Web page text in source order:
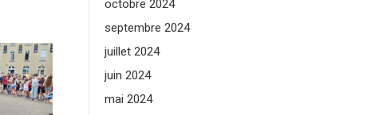
octobre 2024
septembre 2024
juillet 2024
juin 2024
mai 2024